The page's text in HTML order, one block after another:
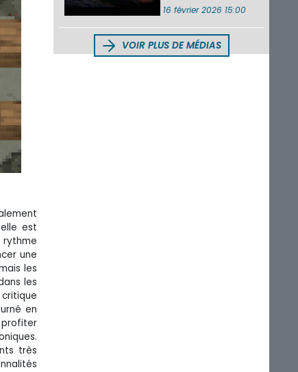
est
rythme
une
les
les
en
très
16 février 2026 15:00
VOIR PLUS DE MÉDIAS